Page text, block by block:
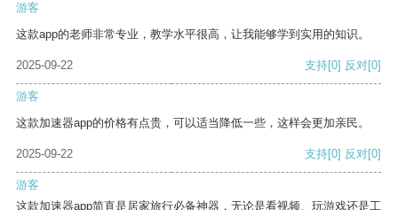
游客
这款app的老师非常专业，教学水平很高，让我能够学到实用的知识。
2025-09-22 支持[0] 反对[0]
游客
这款加速器app的价格有点贵，可以适当降低一些，这样会更加亲民。
2025-09-22 支持[0] 反对[0]
游客
这款加速器app简直是居家旅行必备神器，无论是看视频、玩游戏还是工